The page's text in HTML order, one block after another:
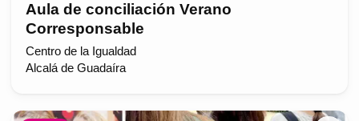
Aula de conciliación Verano
Corresponsable
Centro de la Igualdad
Alcalá de Guadaíra